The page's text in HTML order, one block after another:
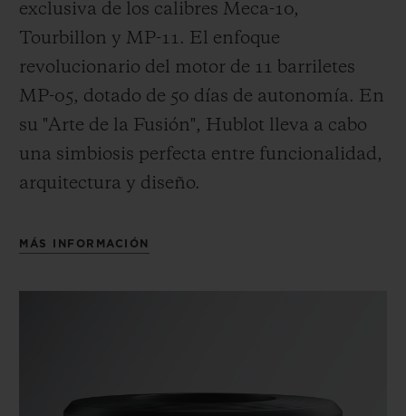
exclusiva de los calibres Meca-10,
Tourbillon y MP-11. El enfoque
revolucionario del motor de 11 barriletes
MP-05, dotado de 50 días de autonomía. En
su "Arte de la Fusión", Hublot lleva a cabo
una simbiosis perfecta entre funcionalidad,
arquitectura y diseño.
MÁS INFORMACIÓN